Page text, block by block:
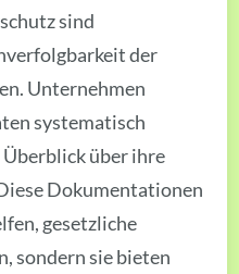
sind
der
Unternehmen
systematisch
Überblick über ihre
Dokumentationen
gesetzliche
sondern sie bieten